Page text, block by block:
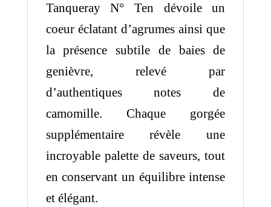
Tanqueray N° Ten dévoile un
coeur éclatant d’agrumes ainsi que
la présence subtile de baies de
genièvre, relevé par
d’authentiques notes de
camomille. Chaque gorgée
supplémentaire révèle une
incroyable palette de saveurs, tout
en conservant un équilibre intense
et élégant.